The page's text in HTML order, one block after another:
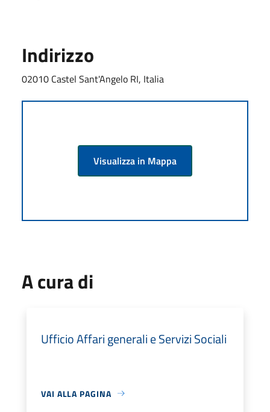
Indirizzo
02010 Castel Sant'Angelo RI, Italia
Visualizza in Mappa
A cura di
Ufficio Affari generali e Servizi Sociali
VAI ALLA PAGINA